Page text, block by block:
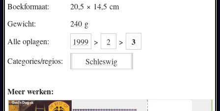
Boekformaat:
20,5 × 14,5 cm
Gewicht:
240 g
Alle oplagen:
1999 > 2 > 3
Categories/regios: Schleswig
Meer werken: